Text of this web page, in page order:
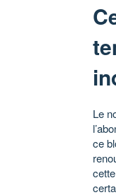
Le
ce